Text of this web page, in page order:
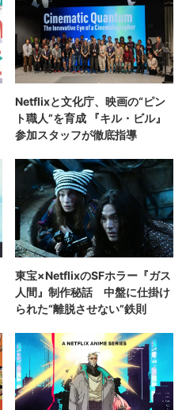
Netflixと文化庁、映画の“ピン
ト職人”を育成 『キル・ビル』
参加スタッフが徹底指導
東宝×NetflixのSFホラー『ガス
人間』制作秘話 中盤に仕掛け
られた“離脱させない”鉄則